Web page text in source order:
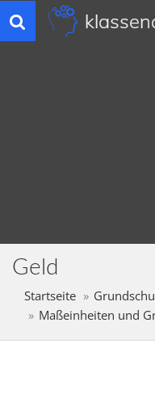
Toggle
navigation
Geld
Startseite
Maßeinheiten und